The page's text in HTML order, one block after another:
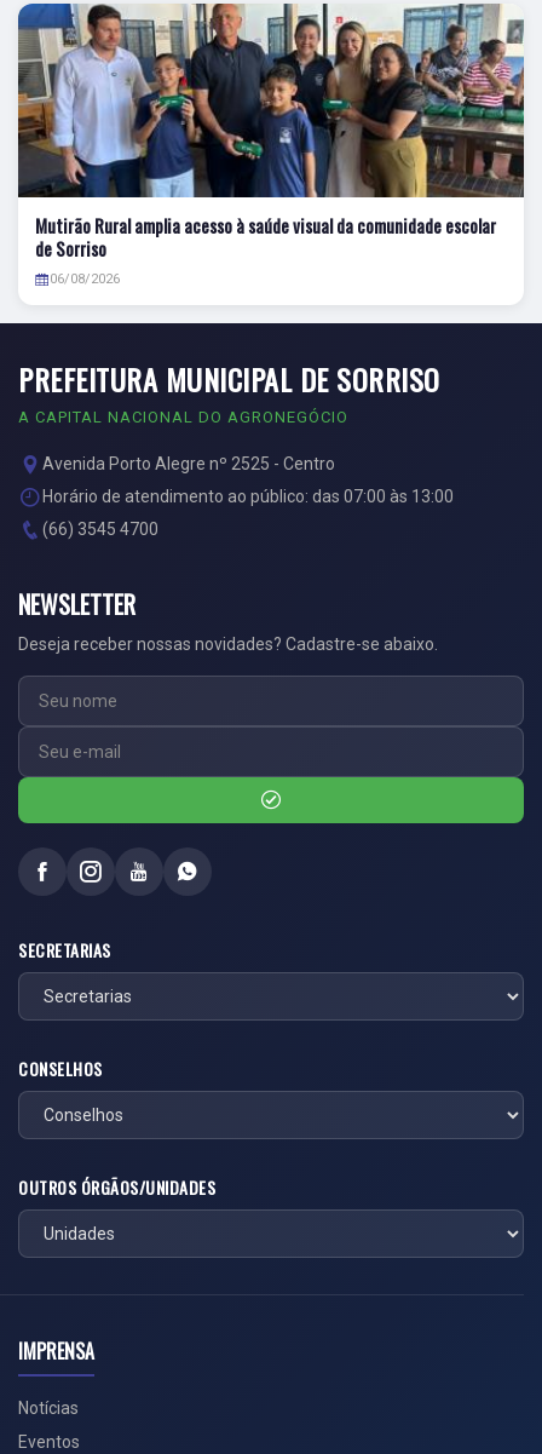
Mutirão Rural amplia acesso à saúde visual da comunidade escolar
de Sorriso
06/08/2026
PREFEITURA MUNICIPAL DE SORRISO
A CAPITAL NACIONAL DO AGRONEGÓCIO
Avenida Porto Alegre nº 2525 - Centro
Horário de atendimento ao público: das 07:00 às 13:00
(66) 3545 4700
NEWSLETTER
Deseja receber nossas novidades? Cadastre-se abaixo.
SECRETARIAS
CONSELHOS
OUTROS ÓRGÃOS/UNIDADES
IMPRENSA
Notícias
Eventos